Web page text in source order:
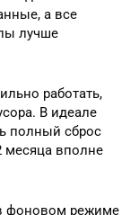
а все
лучше
работать,
В идеале
полный сброс
месяца вполне
фоновом режиме